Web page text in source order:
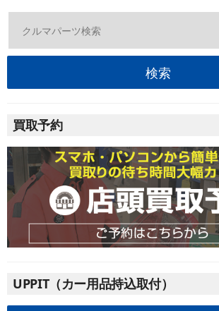
検索
買取予約
UPPIT（カー用品持込取付）